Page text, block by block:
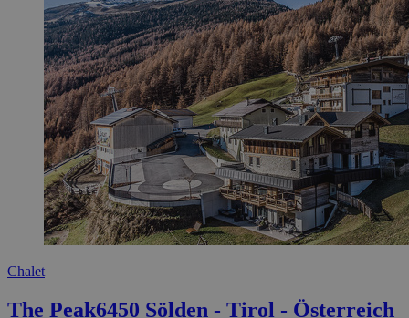
Chalet
The Peak6450 Sölden - Tirol - Österreich